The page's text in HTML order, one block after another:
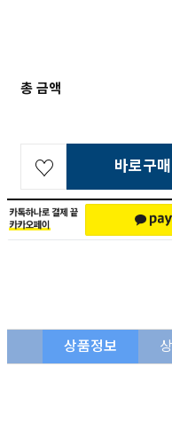
총 금액
바로구매
상품정보